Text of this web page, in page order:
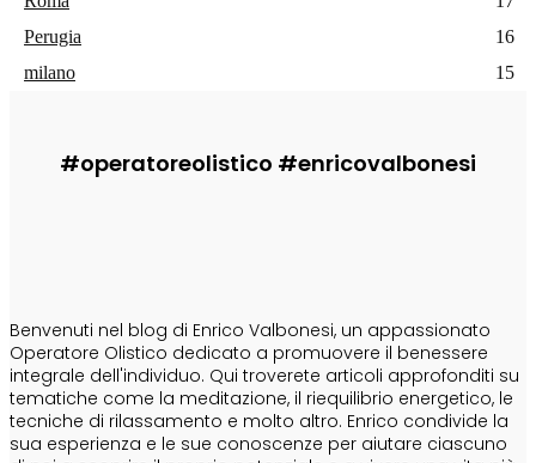
Perugia
16
milano
15
#operatoreolistico #enricovalbonesi
Benvenuti nel blog di Enrico Valbonesi, un appassionato
Operatore Olistico dedicato a promuovere il benessere
integrale dell'individuo. Qui troverete articoli approfonditi su
tematiche come la meditazione, il riequilibrio energetico, le
tecniche di rilassamento e molto altro. Enrico condivide la
sua esperienza e le sue conoscenze per aiutare ciascuno